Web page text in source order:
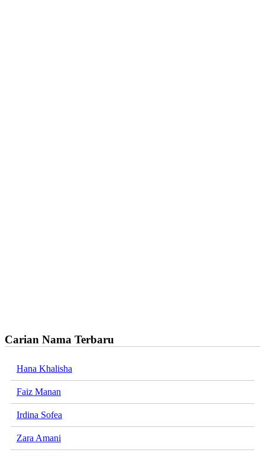
Carian Nama Terbaru
Hana Khalisha
Faiz Manan
Irdina Sofea
Zara Amani